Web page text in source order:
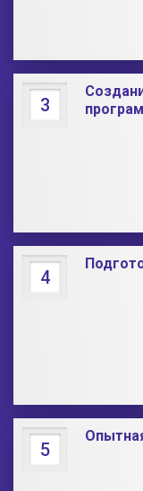
3
4
5